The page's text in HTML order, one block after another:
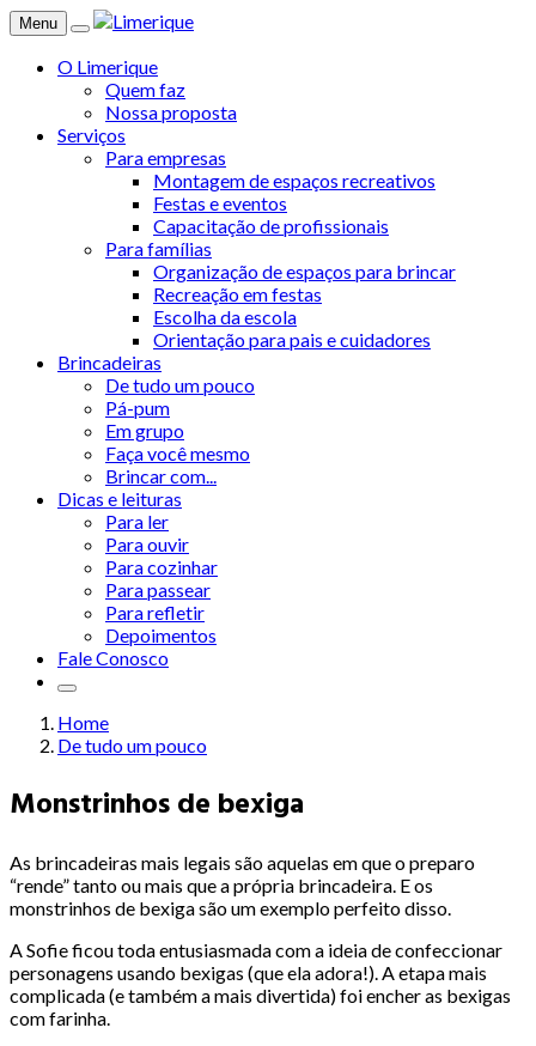
Menu
O Limerique
Quem faz
Nossa proposta
Serviços
Para empresas
Montagem de espaços recreativos
Festas e eventos
Capacitação de profissionais
Para famílias
Organização de espaços para brincar
Recreação em festas
Escolha da escola
Orientação para pais e cuidadores
Brincadeiras
De tudo um pouco
Pá-pum
Em grupo
Faça você mesmo
Brincar com...
Dicas e leituras
Para ler
Para ouvir
Para cozinhar
Para passear
Para refletir
Depoimentos
Fale Conosco
Home
De tudo um pouco
Monstrinhos de bexiga
As brincadeiras mais legais são aquelas em que o preparo
“rende” tanto ou mais que a própria brincadeira. E os
monstrinhos de bexiga são um exemplo perfeito disso.
A Sofie ficou toda entusiasmada com a ideia de confeccionar
personagens usando bexigas (que ela adora!). A etapa mais
complicada (e também a mais divertida) foi encher as bexigas
com farinha.